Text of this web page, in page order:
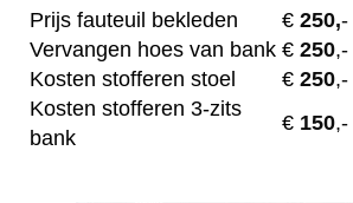
Prijs fauteuil bekleden € 250,-
Vervangen hoes van bank € 250,-
Kosten stofferen stoel
€ 250,-
Kosten stofferen 3-zits
bank
€ 150,-